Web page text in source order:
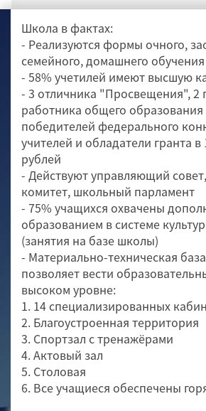
Школа в фактах:
- Реализуются формы очного,
семейного, домашнего обучения
- 58% учетилей имеют высшую
- 3 отличника "Просвещения", 2
работника общего
победителей федерального
учителей и обладатели гранта в
рублей
- Действуют управляющий
комитет, школьный парламент
- 75% учащихся охвачены
образованием в системе
(занятия на базе школы)
- Материально-техническая
позволяет вести
высоком уровне:
1. 14 специализированных
2. Благоустроенная территория
3. Спортзал с тренажёрами
4. Актовый зал
5. Столовая
6. Все учащиеся обеспечены